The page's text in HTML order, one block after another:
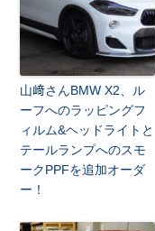
山﨑さんBMW X2、ル
ーフへのラッピングフ
ィルム&ヘッドライトと
テールランプへのスモ
ークPPFを追加オーダ
ー！